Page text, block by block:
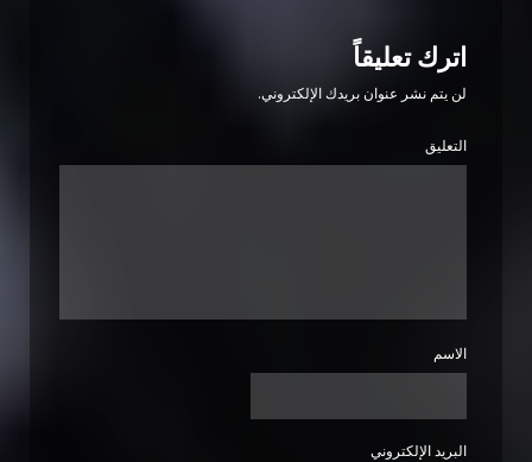
اترك تعليقاً
لن يتم نشر عنوان بريدك الإلكتروني.
التعليق
الاسم
البريد الإلكتروني